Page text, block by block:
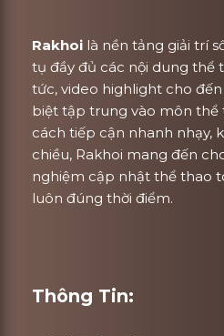
Rakhoi là nền tảng giải trí
tụ đầy đủ các nội dung thể
tức, video highlight cho
biệt tập trung vào môn thể
cách tiếp cận nhanh nhạy,
chiều, Rakhoi mang đến
nghiệm cập nhật thể thao
luôn đúng thời điểm.
Thông Tin: